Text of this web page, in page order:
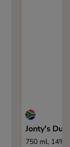
Jonty's
750 ml, 14%